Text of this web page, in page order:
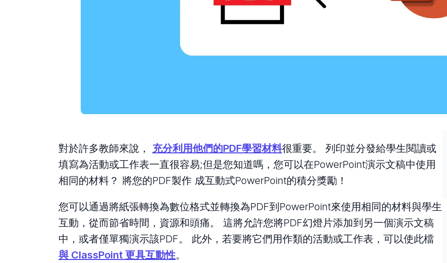
對於許多教師來說， 充分利用他們的PDF學習材料很重要。 列印並分發給學生閱讀或
填寫為活動或工作表一直很容易;但是您知道嗎，您可以在PowerPoint演示文稿中使用
相同的材料？ 將您的PDF製作 成互動式PowerPoint的積分獎勵！
您可以通過將紙張轉換為數位格式並轉換為PDF到PowerPoint來使用相同的材料與學生
互動，從而節省時間，資源和頭痛。 這將允許您將PDF幻燈片添加到另一個演示文稿
中，或者僅單獨演示該PDF。 此外，若要將它們用作類的活動或工作表，可以使此檔
與 ClassPoint 更具互動性。